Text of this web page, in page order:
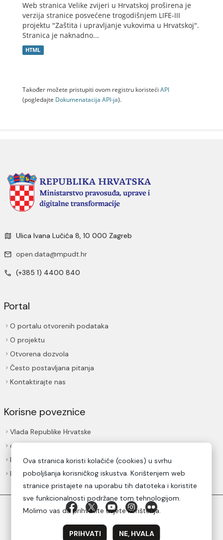
Web stranica Velike zvijeri u Hrvatskoj proširena je
verzija stranice posvećene trogodišnjem LIFE-III
projektu "Zaštita i upravljanje vukovima u Hrvatskoj".
Stranica je naknadno...
HTML
Također možete pristupiti ovom registru koristeći API
(pogledajte Dokumenаtаcijа API-jа).